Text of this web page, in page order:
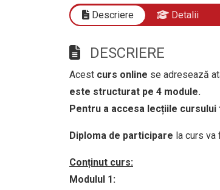
Descriere Detalii
DESCRIERE
Acest curs online se adresează
este structurat pe 4 module.
Pentru a accesa lecțiile
Diploma de participare la curs
Conținut curs:
Modulul 1: